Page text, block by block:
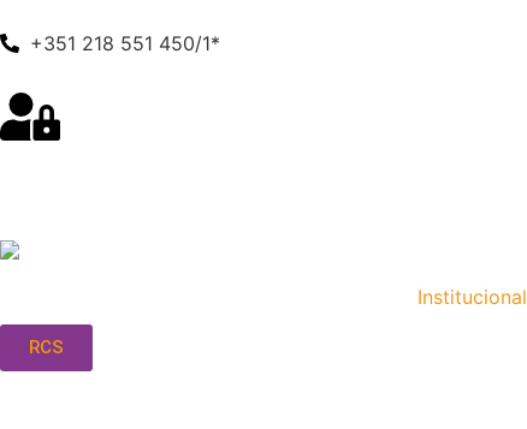
+351 218 551 450/1*
Institucional
RCS